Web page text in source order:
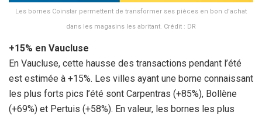
Les bornes Coinstar permettent de transformer ses pièces en bon d’achat
dans les magasins les abritant. Crédit : DR
+15% en Vaucluse
En Vaucluse, cette hausse des transactions pendant l’été
est estimée à +15%. Les villes ayant une borne connaissant
les plus forts pics l’été sont Carpentras (+85%), Bollène
(+69%) et Pertuis (+58%). En valeur, les bornes les plus